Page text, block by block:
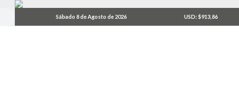
Sábado 8 de Agosto de 2026 USD: $913,86